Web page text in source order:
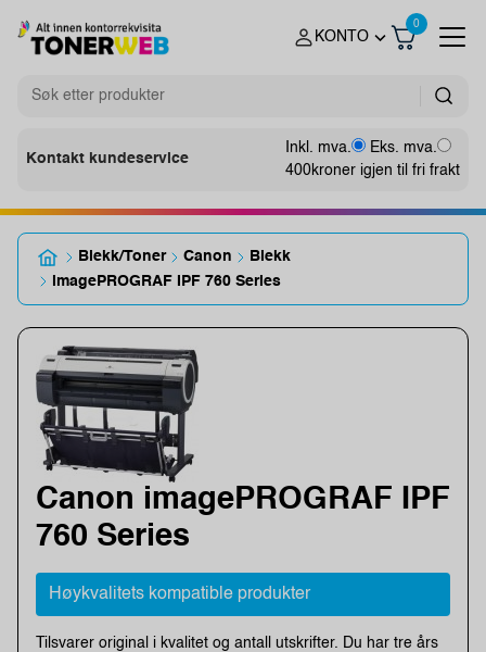
KONTO
0
Kontakt kundeservice
Inkl. mva.
Eks. mva.
400kroner igjen til fri frakt
Blekk/Toner Canon
Blekk
imagePROGRAF IPF 760 Series
Canon imagePROGRAF IPF
760 Series
Høykvalitets kompatible produkter
Tilsvarer original i kvalitet og antall utskrifter. Du har tre års